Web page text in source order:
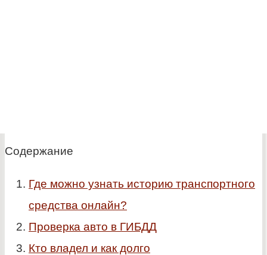
Содержание
Где можно узнать историю транспортного
средства онлайн?
Проверка авто в ГИБДД
Кто владел и как долго